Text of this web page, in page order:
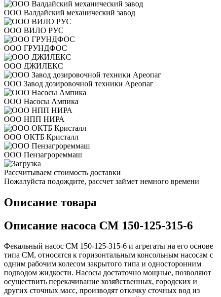
ООО Валдайский механический завод
ООО ВИЛО РУС
ООО ГРУНДФОС
ООО ДЖИЛЕКС
ООО Завод дозировочной техники Ареопаг
ООО Насосы Ампика
ООО НПП НИРА
ООО ОКТБ Кристалл
ООО Пензагрореммаш
Рассчитываем стоимость доставки
Пожалуйста подождите, рассчет займет немного времени
Описание товара
Описание насоса СМ 150-125-315-6
Фекальный насос СМ 150-125-315-6 и агрегаты на его основе
типа СМ, относятся к горизонтальным консольным насосам с
одним рабочим колесом закрытого типа и односторонним
подводом жидкости. Насосы достаточно мощные, позволяют
осуществить перекачивание хозяйственных, городских и
других сточных масс, производят откачку сточных вод из